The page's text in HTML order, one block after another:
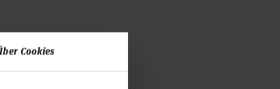
Cookies